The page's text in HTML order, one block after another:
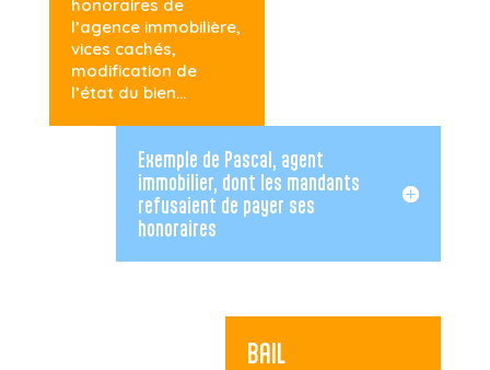
honoraires de
l’agence immobilière,
vices cachés,
modification de
l’état du bien…
Exemple de Pascal, agent
immobilier, dont les mandants
refusaient de payer ses
honoraires
BAIL